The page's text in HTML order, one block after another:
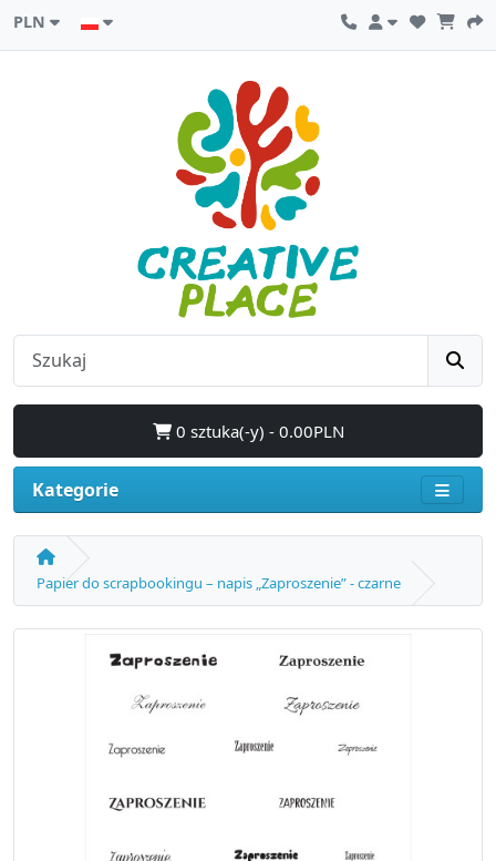
PLN
0 sztuka(-y) - 0.00PLN
Kategorie
Papier do scrapbookingu – napis „Zaproszenie” - czarne